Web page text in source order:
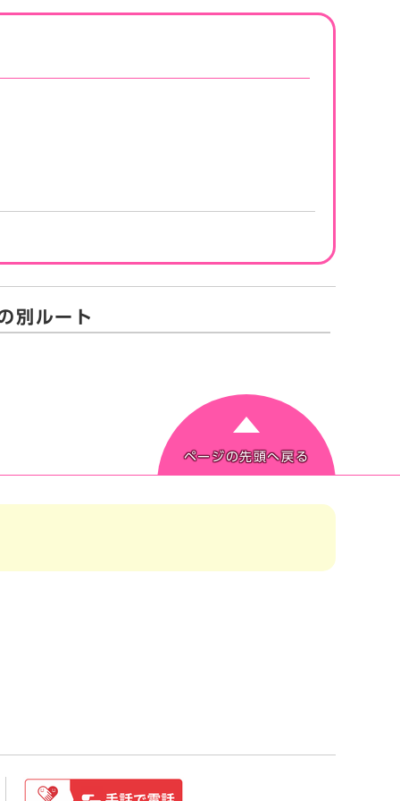
別ルート
ページの先頭へ戻る